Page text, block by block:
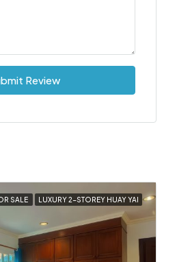
Review
SALE LUXURY 2-STOREY HUAY YAI